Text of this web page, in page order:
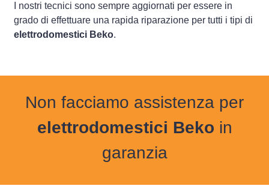
I nostri tecnici sono sempre aggiornati per essere in
grado di effettuare una rapida riparazione per tutti i tipi di
elettrodomestici Beko.
Non facciamo assistenza per
elettrodomestici Beko in
garanzia